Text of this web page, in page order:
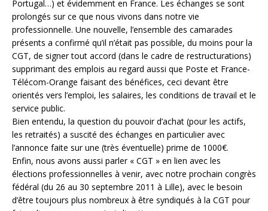
Portugal…) et évidemment en France. Les échanges se sont
prolongés sur ce que nous vivons dans notre vie
professionnelle. Une nouvelle, l’ensemble des camarades
présents a confirmé qu’il n’était pas possible, du moins pour la
CGT, de signer tout accord (dans le cadre de restructurations)
supprimant des emplois au regard aussi que Poste et France-
Télécom-Orange faisant des bénéfices, ceci devant être
orientés vers l’emploi, les salaires, les conditions de travail et le
service public.
Bien entendu, la question du pouvoir d’achat (pour les actifs,
les retraités) a suscité des échanges en particulier avec
l’annonce faite sur une (très éventuelle) prime de 1000€.
Enfin, nous avons aussi parler « CGT » en lien avec les
élections professionnelles à venir, avec notre prochain congrès
fédéral (du 26 au 30 septembre 2011 à Lille), avec le besoin
d’être toujours plus nombreux à être syndiqués à la CGT pour